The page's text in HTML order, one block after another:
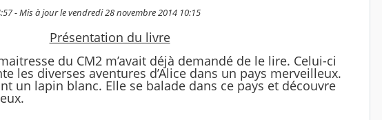
- Mis à jour le vendredi 28 novembre 2014 10:15
Présentation du livre
du CM2 m’avait déjà demandé de le lire. Celui-ci
les diverses aventures d’Alice dans un pays merveilleux.
un lapin blanc. Elle se balade dans ce pays et découvre